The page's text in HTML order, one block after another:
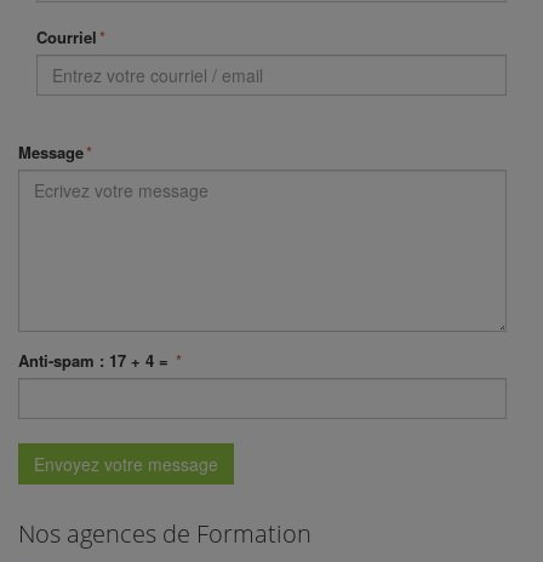
Courriel*
Message*
Anti-spam : 17 + 4 = *
Envoyez votre message
Nos agences de Formation